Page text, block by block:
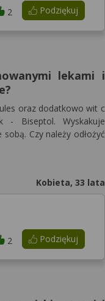
Podziękuj
2
lekami i
oraz dodatkowo wit c
- Biseptol. Wyskakuje
Czy należy odłożyć
Kobieta, 33 lata
Podziękuj
2